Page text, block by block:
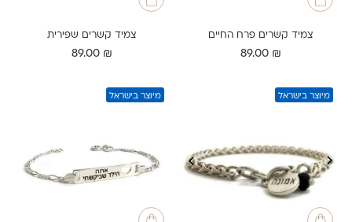
צמיד קשרים פרח החיים
89.00 ₪
צמיד קשרים שפירית
89.00 ₪
מיוצר בישראל מיוצר בישראל